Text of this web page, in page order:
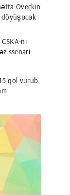
Oveçkin
döyüşəcək
nı
ssenari
qol vurub.